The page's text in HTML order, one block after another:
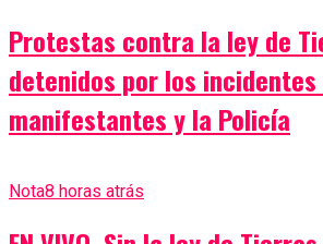
Protestas contra la ley de
detenidos por los
manifestantes y la Policía
Nota8 horas atrás